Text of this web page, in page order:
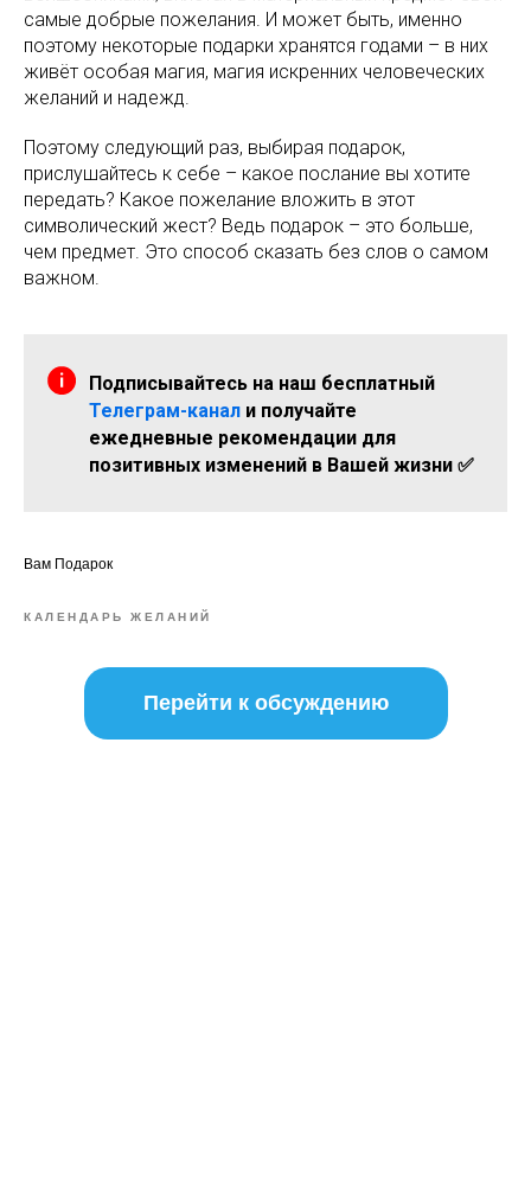
самые добрые пожелания. И может быть, именно
поэтому некоторые подарки хранятся годами – в них
живёт особая магия, магия искренних человеческих
желаний и надежд.
Поэтому следующий раз, выбирая подарок,
прислушайтесь к себе – какое послание вы хотите
передать? Какое пожелание вложить в этот
символический жест? Ведь подарок – это больше,
чем предмет. Это способ сказать без слов о самом
важном.
Подписывайтесь на наш бесплатный
Телеграм-канал и получайте
ежедневные рекомендации для
позитивных изменений в Вашей жизни ✅
Вам Подарок
КАЛЕНДАРЬ ЖЕЛАНИЙ
Перейти к обсуждению